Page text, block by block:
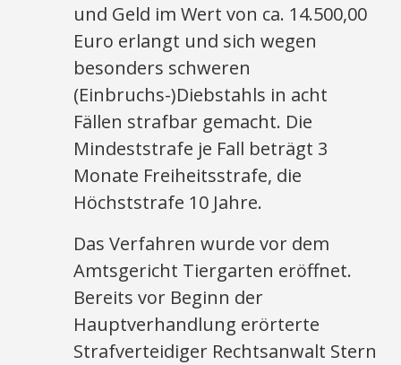
und Geld im Wert von ca. 14.500,00
Euro erlangt und sich wegen
besonders schweren
(Einbruchs-)Diebstahls in acht
Fällen strafbar gemacht. Die
Mindeststrafe je Fall beträgt 3
Monate Freiheitsstrafe, die
Höchststrafe 10 Jahre.
Das Verfahren wurde vor dem
Amtsgericht Tiergarten eröffnet.
Bereits vor Beginn der
Hauptverhandlung erörterte
Strafverteidiger Rechtsanwalt Stern